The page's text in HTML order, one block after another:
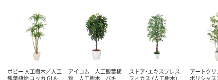
ポピー 人工樹木／人工
観葉植物 ユッカ GLA-
アイコム 人工観葉植
物 人工樹木 パキ
ストア・エキスプレス
フィカス （人工樹木）
アートク
ポリシャス